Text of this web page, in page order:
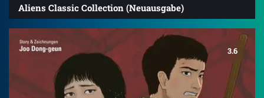
Aliens Classic Collection (Neuausgabe)
3.6